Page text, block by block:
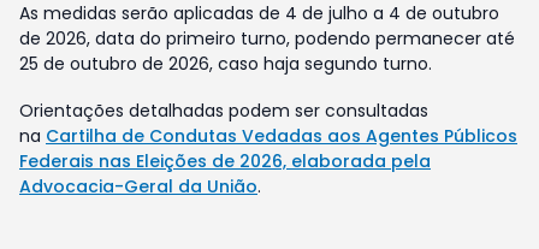
As medidas serão aplicadas de 4 de julho a 4 de outubro
de 2026, data do primeiro turno, podendo permanecer até
25 de outubro de 2026, caso haja segundo turno.
Orientações detalhadas podem ser consultadas
na Cartilha de Condutas Vedadas aos Agentes Públicos
Federais nas Eleições de 2026, elaborada pela
Advocacia-Geral da União.